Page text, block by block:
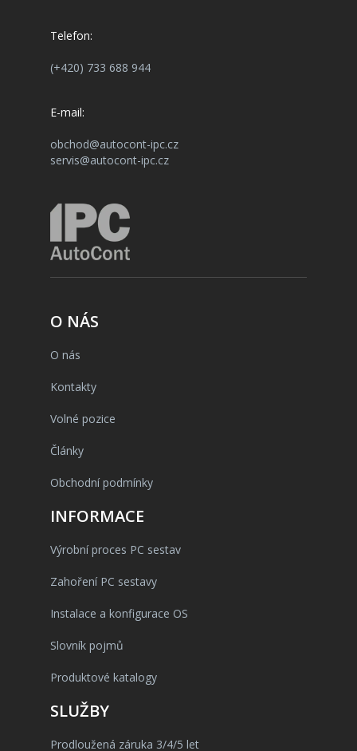
Telefon:
(+420) 733 688 944
E-mail:
obchod@autocont-ipc.cz
servis@autocont-ipc.cz
O NÁS
O nás
Kontakty
Volné pozice
Články
Obchodní podmínky
INFORMACE
Výrobní proces PC sestav
Zahoření PC sestavy
Instalace a konfigurace OS
Slovník pojmů
Produktové katalogy
SLUŽBY
Prodloužená záruka 3/4/5 let